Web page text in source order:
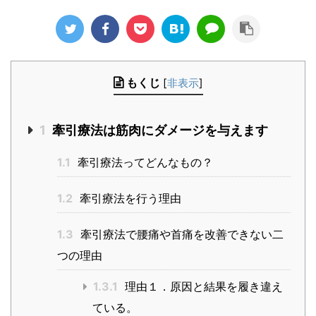
もくじ [非表示]
1 牽引療法は筋肉にダメージを与えます
1.1 牽引療法ってどんなもの？
1.2 牽引療法を行う理由
1.3 牽引療法で腰痛や首痛を改善できない二
つの理由
1.3.1 理由１．原因と結果を履き違え
ている。